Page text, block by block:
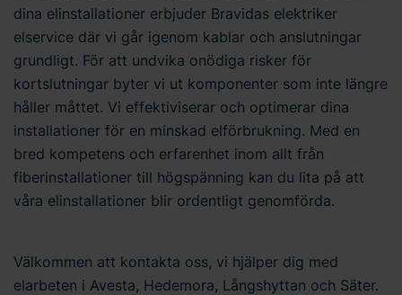
dina elinstallationer erbjuder Bravidas elektriker
elservice där vi går igenom kablar och anslutningar
grundligt. För att undvika onödiga risker för
kortslutningar byter vi ut komponenter som inte längre
håller måttet. Vi effektiviserar och optimerar dina
installationer för en minskad elförbrukning. Med en
bred kompetens och erfarenhet inom allt från
fiberinstallationer till högspänning kan du lita på att
våra elinstallationer blir ordentligt genomförda.
Välkommen att kontakta oss, vi hjälper dig med
elarbeten i Avesta, Hedemora, Långshyttan och Säter.